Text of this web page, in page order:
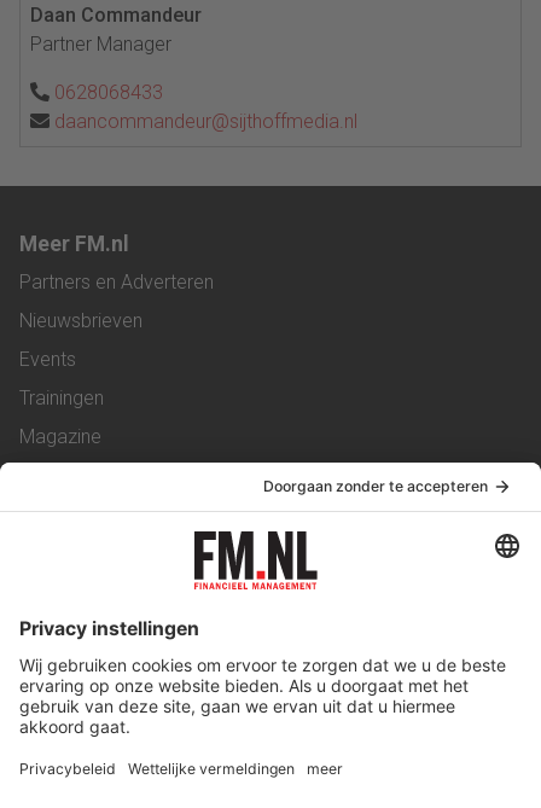
Daan Commandeur
Partner Manager
0628068433
daancommandeur@sijthoffmedia.nl
Meer FM.nl
Partners en Adverteren
Nieuwsbrieven
Events
Trainingen
Magazine
Service & Contact
Werken bij ons
Privacy Statement
Algemene Voorwaarden